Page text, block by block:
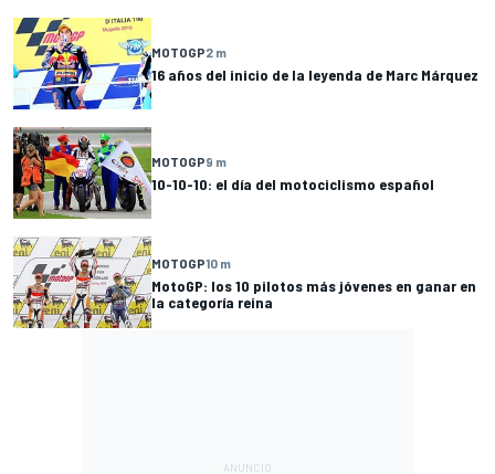
MOTOGP2 m
16 años del inicio de la leyenda de Marc Márquez
MOTOGP9 m
10-10-10: el día del motociclismo español
MOTOGP10 m
MotoGP: los 10 pilotos más jóvenes en ganar en
la categoría reina